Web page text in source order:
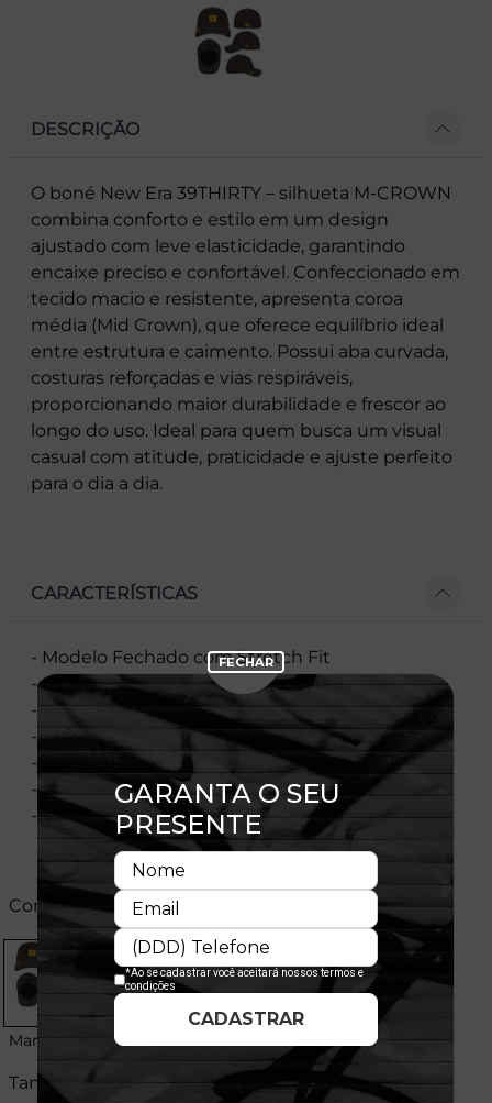
DESCRIÇÃO
O boné New Era 39THIRTY – silhueta M-CROWN
combina conforto e estilo em um design
ajustado com leve elasticidade, garantindo
encaixe preciso e confortável. Confeccionado em
tecido macio e resistente, apresenta coroa
média (Mid Crown), que oferece equilíbrio ideal
entre estrutura e caimento. Possui aba curvada,
costuras reforçadas e vias respiráveis,
proporcionando maior durabilidade e frescor ao
longo do uso. Ideal para quem busca um visual
casual com atitude, praticidade e ajuste perfeito
para o dia a dia.
CARACTERÍSTICAS
- Modelo Fechado com Stretch Fit
- Aba curva
- Copa estruturada
- Laterais com elastano
- Flag bordada no lado esquerdo
- Importado
- Licença Oficial
Cores:
Marrom
Tamanhos: